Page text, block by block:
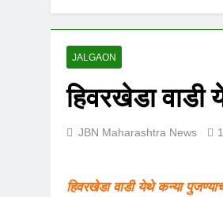
JALGAON
हिवरखेडा वाडी
JBN Maharashtra News
हिवरखेडा वाडी येथे कन्या